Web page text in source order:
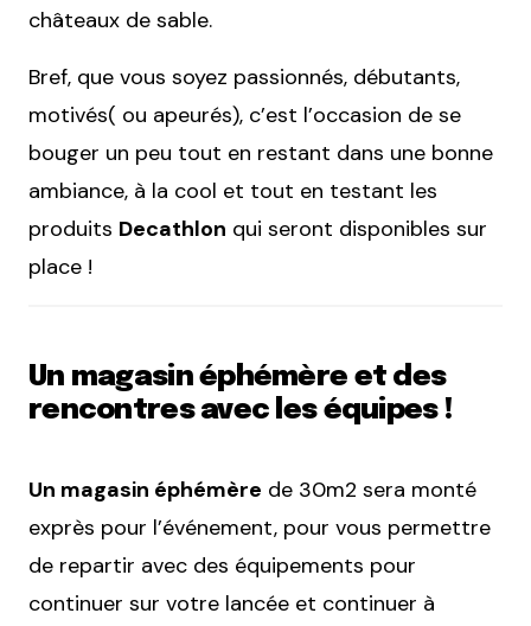
châteaux de sable.
Bref, que vous soyez passionnés, débutants,
motivés( ou apeurés), c’est l’occasion de se
bouger un peu tout en restant dans une bonne
ambiance, à la cool et tout en testant les
produits Decathlon qui seront disponibles sur
place !
Un magasin éphémère et des
rencontres avec les équipes !
Un magasin éphémère de 30m2 sera monté
exprès pour l’événement, pour vous permettre
de repartir avec des équipements pour
continuer sur votre lancée et continuer à